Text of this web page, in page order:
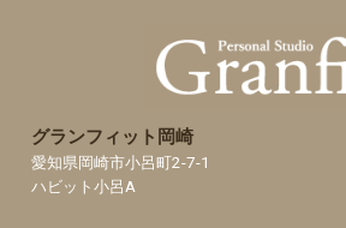
グランフィット岡崎
愛知県岡崎市小呂町2-7-1
ハビット小呂A